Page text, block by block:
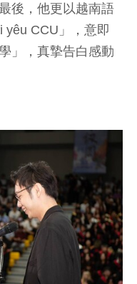
後，他更以越南語
yêu CCU」，意即
」，真摯告白感動